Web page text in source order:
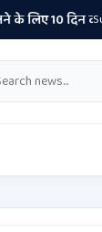
की पैरोल दी